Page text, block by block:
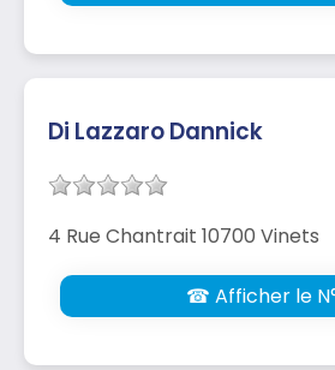
Di Lazzaro Dannick
4 Rue Chantrait 10700 Vinets
☎ Afficher le